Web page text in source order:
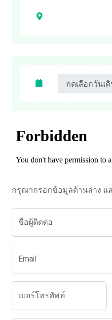
กรุณากรอกข้อมูลด้านล่าง แ
ชื่อผู้ติดต่อ
Email
เบอร์โทรศัพท์